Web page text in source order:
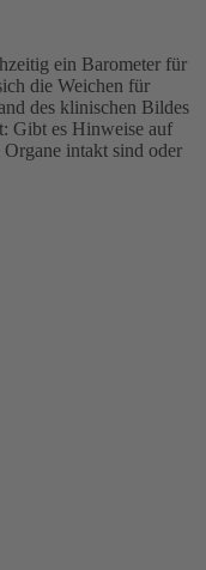
ein Barometer für
die Weichen für
des klinischen Bildes
Gibt es Hinweise auf
intakt sind oder